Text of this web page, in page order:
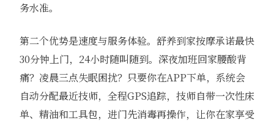
务水准。
第二个优势是速度与服务体验。舒养到家按摩承诺最快
30分钟上门，24小时随叫随到。深夜加班回家腰酸背
痛？凌晨三点失眠困扰？只要你在APP下单，系统会
自动分配最近技师，全程GPS追踪，技师自带一次性床
单、精油和工具包，进门先消毒再操作，让你在家享受